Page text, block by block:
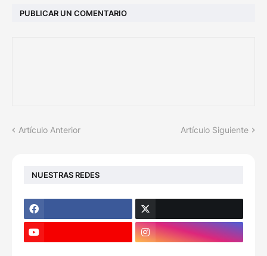
PUBLICAR UN COMENTARIO
Artículo Anterior Artículo Siguiente
NUESTRAS REDES